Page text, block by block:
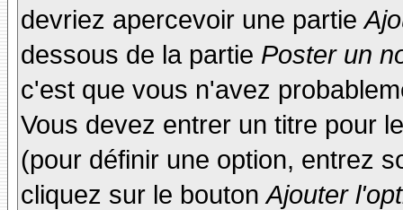
devriez apercevoir une partie
dessous de la partie Poster un
c'est que vous n'avez
Vous devez entrer un titre pour
(pour définir une option, entrez
cliquez sur le boutonAjouter